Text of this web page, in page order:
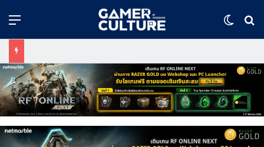
Menu